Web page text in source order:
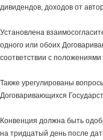
дивидендов, доходов от
Установлена
одного или обоих
соответствии с
Также урегулированы
Договаривающихся
Конвенция должна быть
на тридцатый день после